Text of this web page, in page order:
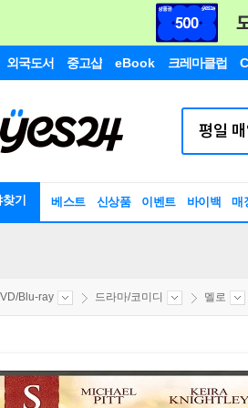
외국도서 중고샵 eBook 크레마클럽
기 베스트 신상품 이벤트 바이백 매
Blu-ray 드라마/코미디 멜로